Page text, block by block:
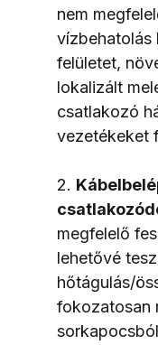
nem
vízbehatolás
felületet,
lokalizált
csatlakozó
vezetékeket
2.
megfelelő
lehetővé
hőtágulás/
fokozatosan